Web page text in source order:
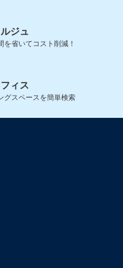
ジュ
省いてコスト削減！
ィス
グスペースを簡単検索